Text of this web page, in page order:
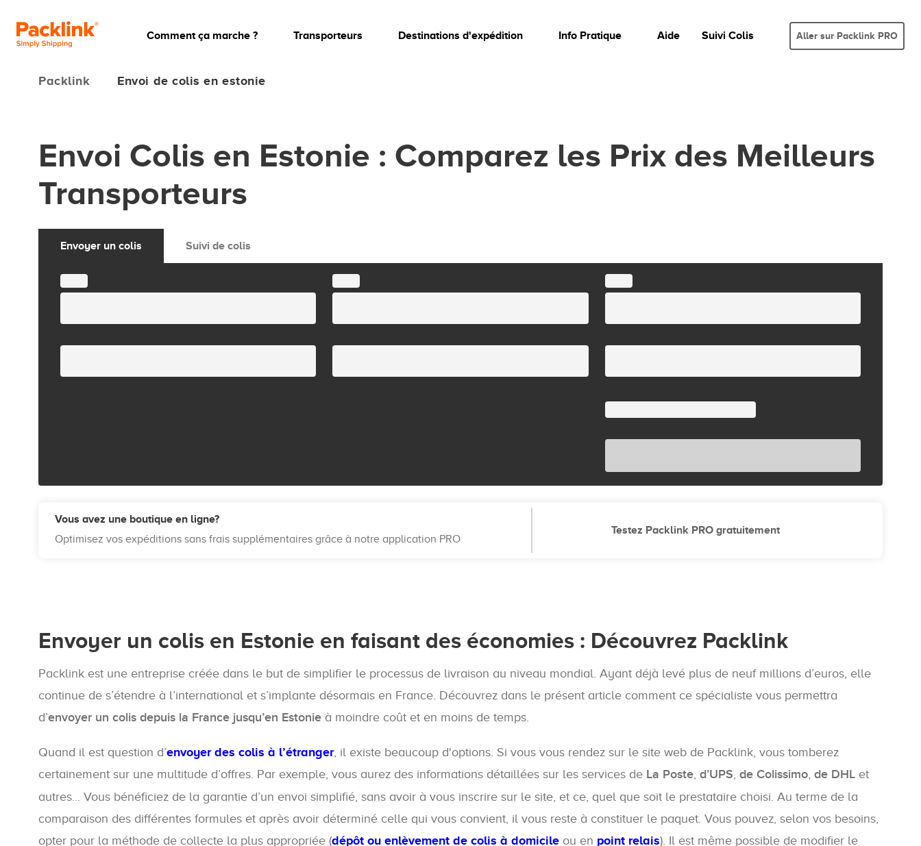
Comment ça marche ? Transporteurs Destinations d'expédition Info Pratique Aide Suivi Colis Aller sur Packlink PRO
Packlink Envoi de colis en estonie
Envoi Colis en Estonie : Comparez les Prix des Meilleurs
Transporteurs
Envoyer un colis Suivi de colis
Vous avez une boutique en ligne?
Optimisez vos expéditions sans frais supplémentaires grâce à notre application PRO
Testez Packlink PRO gratuitement
Envoyer un colis en Estonie en faisant des économies : Découvrez Packlink
Packlink est une entreprise créée dans le but de simplifier le processus de livraison au niveau mondial. Ayant déjà levé plus de neuf millions d’euros, elle
continue de s’étendre à l’international et s’implante désormais en France. Découvrez dans le présent article comment ce spécialiste vous permettra
d’envoyer un colis depuis la France jusqu’en Estonie à moindre coût et en moins de temps.
Quand il est question d’envoyer des colis à l’étranger, il existe beaucoup d'options. Si vous vous rendez sur le site web de Packlink, vous tomberez
certainement sur une multitude d’offres. Par exemple, vous aurez des informations détaillées sur les services de La Poste, d’UPS, de Colissimo, de DHL et
autres... Vous bénéficiez de la garantie d’un envoi simplifié, sans avoir à vous inscrire sur le site, et ce, quel que soit le prestataire choisi. Au terme de la
comparaison des différentes formules et après avoir déterminé celle qui vous convient, il vous reste à constituer le paquet. Vous pouvez, selon vos besoins,
opter pour la méthode de collecte la plus appropriée (dépôt ou enlèvement de colis à domicile ou en point relais). Il est même possible de modifier le